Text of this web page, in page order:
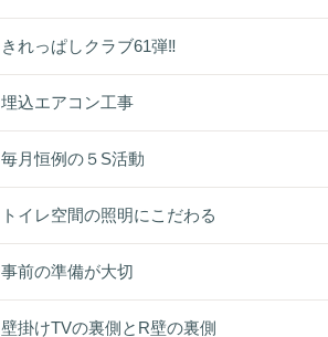
きれっぱしクラブ61弾‼
埋込エアコン工事
毎月恒例の５S活動
トイレ空間の照明にこだわる
事前の準備が大切
壁掛けTVの裏側とR壁の裏側